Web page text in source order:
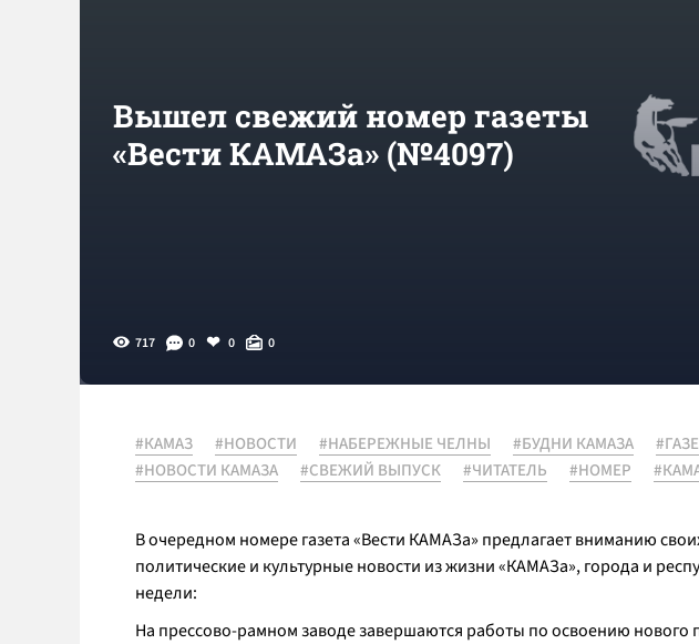
Вышел свежий номер газеты
«Вести КАМАЗа» (№4097)
717 0 0 0
#КАМАЗ #НОВОСТИ #НАБЕРЕЖНЫЕ ЧЕЛНЫ #БУДНИ КАМАЗА
#НОВОСТИ КАМАЗА
#СВЕЖИЙ ВЫПУСК #ЧИТАТЕЛЬ #НОМЕР
В очередном номере газета «Вести КАМАЗа» предлагает вниманию
политические и культурные новости из жизни «КАМАЗа», города и
недели:
На прессово-рамном заводе завершаются работы по освоению нового